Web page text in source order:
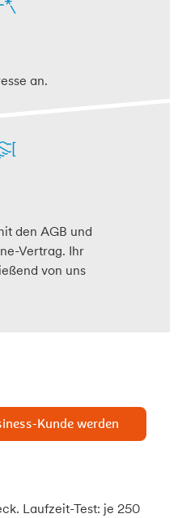
an.
den AGB und
Vertrag. Ihr
von uns
Kunde werden
Laufzeit-Test: je 250